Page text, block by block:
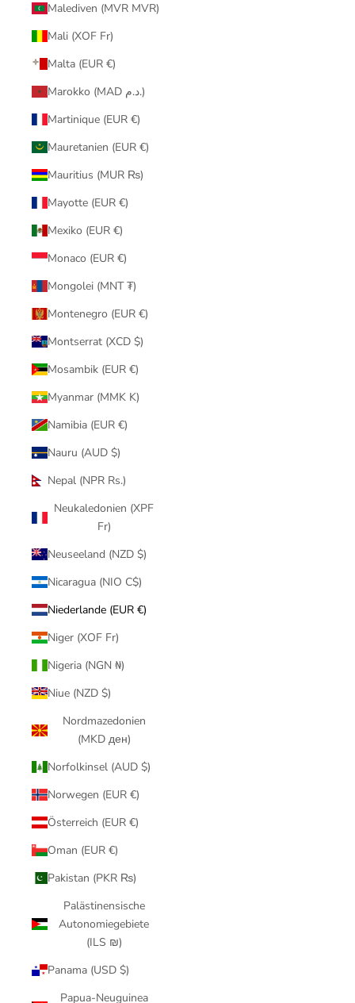
Malediven (MVR MVR)
Mali (XOF Fr)
Malta (EUR €)
Marokko (MAD د.م.)
Martinique (EUR €)
Mauretanien (EUR €)
Mauritius (MUR ₨)
Mayotte (EUR €)
Mexiko (EUR €)
Monaco (EUR €)
Mongolei (MNT ₮)
Montenegro (EUR €)
Montserrat (XCD $)
Mosambik (EUR €)
Myanmar (MMK K)
Namibia (EUR €)
Nauru (AUD $)
Nepal (NPR Rs.)
Neukaledonien (XPF
Fr)
Neuseeland (NZD $)
Nicaragua (NIO C$)
Niederlande (EUR €)
Niger (XOF Fr)
Nigeria (NGN ₦)
Niue (NZD $)
Nordmazedonien
(MKD ден)
Norfolkinsel (AUD $)
Norwegen (EUR €)
Österreich (EUR €)
Oman (EUR €)
Pakistan (PKR ₨)
Palästinensische
Autonomiegebiete
(ILS ₪)
Panama (USD $)
Papua-Neuguinea